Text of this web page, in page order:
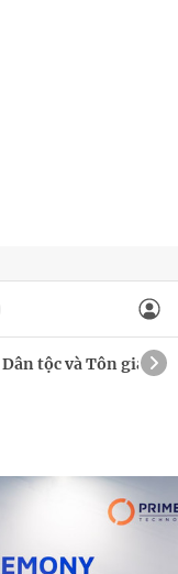
Dân tộc và Tôn giáo